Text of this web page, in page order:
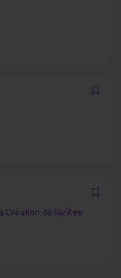
Création de Sprites